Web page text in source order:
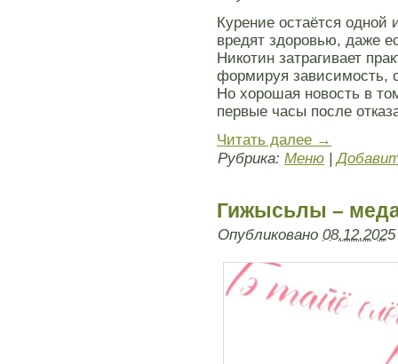
Курение остаётся одной
вредят здоровью, даже
Никотин затрагивает
формируя зависимость,
Но хорошая новость в
первые часы после
Читать далее →
Рубрика: Меню |
Гижысьлы –
Опубликовано 08.12.2025